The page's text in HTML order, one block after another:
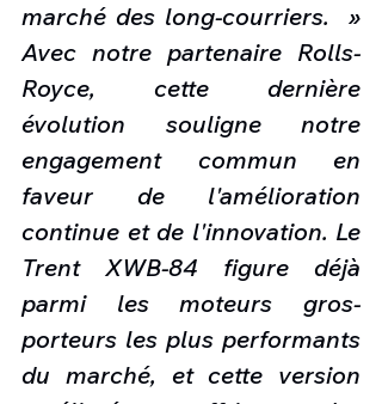
marché des long-courriers.  »
Avec notre partenaire Rolls-
Royce, cette dernière
évolution souligne notre
engagement commun en
faveur de l'amélioration
continue et de l'innovation. Le
Trent XWB-84 figure déjà
parmi les moteurs gros-
porteurs les plus performants
du marché, et cette version